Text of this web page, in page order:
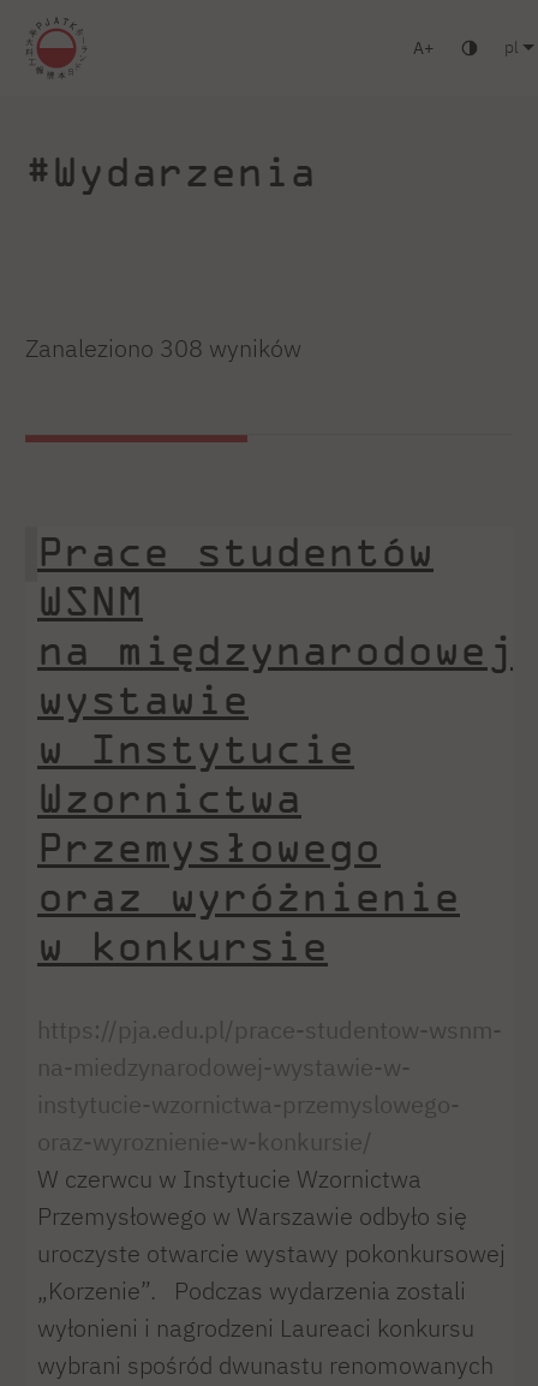
A pl
Zaloguj się
#Wydarzenia
Zanaleziono 308 wyników
Prace studentów
WSNM
na międzynarodowej
wystawie
w Instytucie
Wzornictwa
Przemysłowego
oraz wyróżnienie
w konkursie
https://pja.edu.pl/prace-studentow-wsnm-
na-miedzynarodowej-wystawie-w-
instytucie-wzornictwa-przemyslowego-
oraz-wyroznienie-w-konkursie/
W czerwcu w Instytucie Wzornictwa
Przemysłowego w Warszawie odbyło się
uroczyste otwarcie wystawy pokonkursowej
„Korzenie”. Podczas wydarzenia zostali
wyłonieni i nagrodzeni Laureaci konkursu
wybrani spośród dwunastu renomowanych